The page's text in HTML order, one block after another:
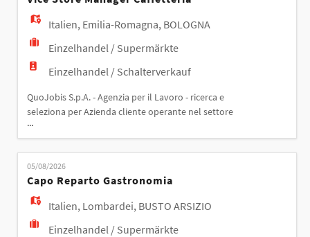
tra cui: - Gestione delle operazioni di cass
Italien, Emilia-Romagna, BOLOGNA
Einzelhandel / Supermärkte
Einzelhandel / Schalterverkauf
QuoJobis S.p.A. - Agenzia per il Lavoro - ricerca e
seleziona per Azienda cliente operante nel settore
ristorazione sita a BOLOGNA (BO): VICE STORE
MANAGER CAFFETTERIA MANSIONI: La risorsa si
occuperà di: - Gestire le risorse umane del negozio
ed organizzare i turni e i riposi; - Garantire la
professionalità del servizio, p
...
05/08/2026
Capo Reparto Gastronomia
Italien, Lombardei, BUSTO ARSIZIO
Einzelhandel / Supermärkte